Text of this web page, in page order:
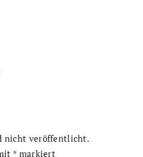
nicht veröffentlicht.
* markiert